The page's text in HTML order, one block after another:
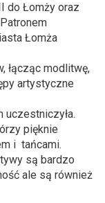
do Łomży oraz
Patronem
Łomża
łącząc modlitwę,
artystyczne
pięknie
i tańcami.
są bardzo
ale są również